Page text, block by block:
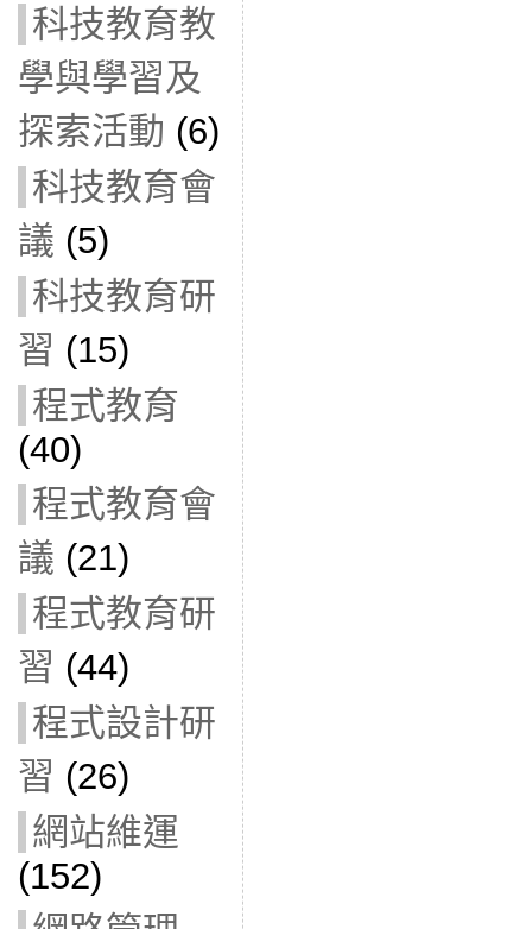
科技教育教
學與學習及
探索活動 (6)
科技教育會
議 (5)
科技教育研
習 (15)
程式教育
(40)
程式教育會
議 (21)
程式教育研
習 (44)
程式設計研
習 (26)
網站維運
(152)